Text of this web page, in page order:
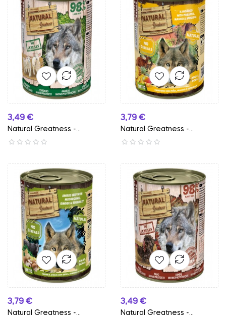
Preço
3,49 €
Natural Greatness -...
Preço
3,79 €
Natural Greatness -...
Preço
3,79 €
Natural Greatness -...
Preço
3,49 €
Natural Greatness -...